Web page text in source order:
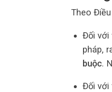
Theo
Đối với
pháp,
buộc.
Đối với